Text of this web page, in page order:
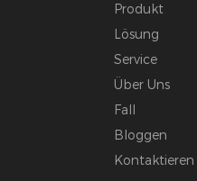
Produkt
Lösung
Service
Über Uns
Fall
Bloggen
Kontaktieren